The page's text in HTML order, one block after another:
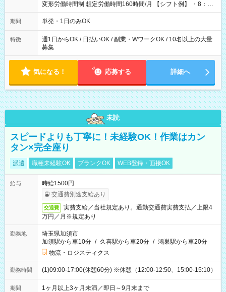
変形労働時間制 想定労働時間160時間/月 【シフト例】 ・8：00
～21：00
期間 単発・1日のみOK
特徴
週1日からOK / 日払いOK / 副業・WワークOK / 10名以上の大量
募集
気になる！ 応募する 詳細へ
未読
スピードよりも丁寧に！未経験OK！作業はカン
タン×完全座り
派遣 職種未経験OK ブランクOK WEB登録・面接OK
給与
時給1500円
交通費別途支給あり
交通費
実費支給／当社規定あり。通勤交通費実費支払／上限4
万円／月※規定あり
勤務地
埼玉県加須市
加須駅から車10分 / 久喜駅から車20分 / 鴻巣駅から車20分
物流・ロジスティクス
勤務時間 (1)09:00-17:00(休憩60分) ※休憩（12:00-12:50、15:00-15:10）
期間 1ヶ月以上3ヶ月未満／即日～9月末まで